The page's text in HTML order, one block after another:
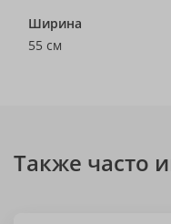
Ширина
55 см
Также часто